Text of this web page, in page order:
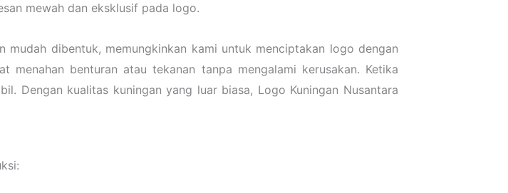
mewah dan eksklusif pada logo.
mudah dibentuk, memungkinkan kami untuk menciptakan logo dengan
benturan atau tekanan tanpa mengalami kerusakan. Ketika
Dengan kualitas kuningan yang luar biasa, Logo Kuningan Nusantara